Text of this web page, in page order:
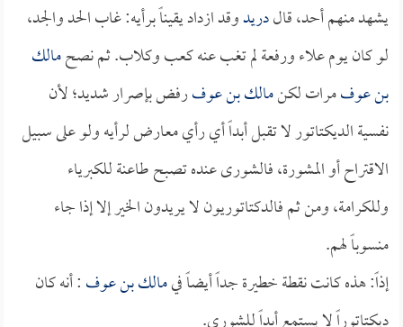
يشهد منهم أحد، قالدريدوقد ازداد يقيناً برأيه: غاب الحد والجد،
لو كان يوم علاء ورفعة لم تغب عنه كعب وكلاب. ثم نصحمالك
بن عوفمرات لكنمالك بن عوفرفض بإصرار شديد؛ لأن
نفسية الديكتاتور لا تقبل أبداً أي رأي معارض لرأيه ولو على سبيل
الاقتراح أو المشورة، فالشورى عنده تصبح طاعنة للكبرياء
وللكرامة، ومن ثم فالدكتاتوريون لا يريدون الخير إلا إذا جاء
منسوباً لهم.
إذاً: هذه كانت نقطة خطيرة جداً أيضاً فيمالك بن عوف: أنه كان